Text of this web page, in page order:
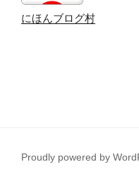
にほんブログ村
Proudly powered by